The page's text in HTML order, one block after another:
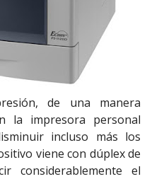
de una manera
la impresora personal
incluso más los
viene con dúplex de
considerablemente el